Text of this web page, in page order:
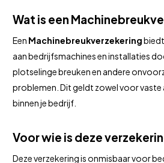
Wat is een
Een Machinebreukverzekering
aan bedrijfsmachines en installaties
plotselinge breuken en andere
problemen. Dit geldt zowel voor vaste
binnen je bedrijf.
Voor wie is deze
Deze verzekering is onmisbaar voor